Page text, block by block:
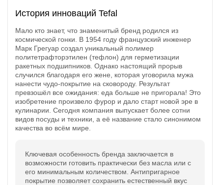
История инноваций Tefal
Мало кто знает, что знаменитый бренд родился из
космической гонки. В 1954 году французский инженер
Марк Грегуар создал уникальный полимер
политетрафторэтилен (тефлон) для герметизации
ракетных подшипников. Однако настоящий прорыв
случился благодаря его жене, которая уговорила мужа
нанести чудо-покрытие на сковороду. Результат
превзошёл все ожидания: еда больше не пригорала! Это
изобретение произвело фурор и дало старт новой эре в
кулинарии. Сегодня компания выпускает более сотни
видов посуды и техники, а её название стало синонимом
качества во всём мире.
Ключевая особенность бренда заключается в
возможности готовить практически без масла или с
его минимальным количеством. Антипригарное
покрытие позволяет сохранить естественный вкус
Открыть полностью